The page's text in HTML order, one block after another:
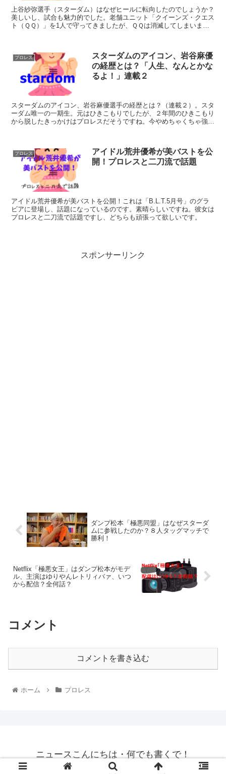
上谷紗弥選手（スターダム）はなぜヒールに転向したのでしょうか？
美しいし、試合も魅力的でした。老舗ユニット「クイーンズ・クエス
ト（ＱＱ）」を1人で守ってきましたが、ＱＱは消滅してしまいまし
プロレス
スターダムのアイコン、岩谷麻優
の経歴とは？「人生、なんとかな
るよ！」連載２
スターダムのアイコン、岩谷麻優選手の経歴とは？（連載２）。スタ
ーダム唯一の一期生。元はひきこもりでしたが、２年間のひきこもり
から脱したきっかけはプロレスだそうですね。今やめちゃくちゃ強
プロレス
アイドル荒井優希が美バストを公
開！プロレスと二刀流で話題
アイドル荒井優希が美バストを公開！これは「B.L.T.5月号」のグラ
ビアに登場し、話題になっているのです。素晴らしいですね。彼女は
プロレスと二刀流で話題ですし、どちらも頑張って欲しいです。
スポンサーリンク
ダンプ松本「極悪同盟」はなぜスターダ
ムに参戦したのか？８人タッグマッチで
勝利！
Netflix「極悪女王」はダンプ松本がモデ
ル、主演はゆりやんレトリィバァ、いつ
から配信？全何話？
コメント
コメントを書き込む
ホーム プロレス
ニュースこんにちは・何でも書くで！
© 2022 ニュースこんにちは・何でも書くで！.